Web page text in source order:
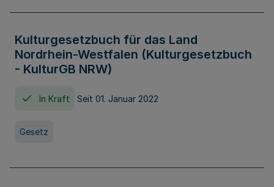
Kulturgesetzbuch für das Land
Nordrhein-Westfalen (Kulturgesetzbuch
- KulturGB NRW)
In Kraft Seit 01. Januar 2022
Gesetz